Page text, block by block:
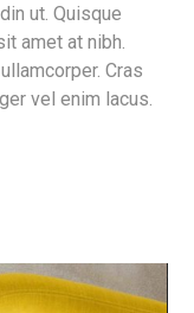
ut. Quisque
amet at nibh.
Cras
vel enim lacus.